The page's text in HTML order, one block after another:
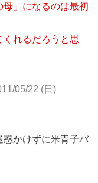
」になるのは最初
れるだろうと思
05/22 (日)
惑かけずに米青子バ